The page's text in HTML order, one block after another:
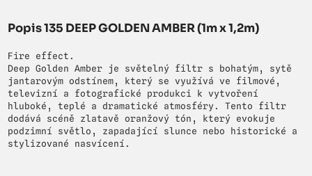
Popis 135 DEEP GOLDEN AMBER (1m x 1,2m)
Fire effect.
Deep Golden Amber je světelný filtr s bohatým, sytě
jantarovým odstínem, který se využívá ve filmové,
televizní a fotografické produkci k vytvoření
hluboké, teplé a dramatické atmosféry. Tento filtr
dodává scéně zlatavě oranžový tón, který evokuje
podzimní světlo, zapadající slunce nebo historické a
stylizované nasvícení.